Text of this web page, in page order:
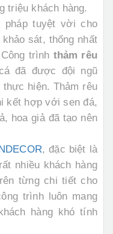
triệu khách hàng.
pháp tuyệt vời cho
sát, thống nhất
trình thảm rêu
đã được đội ngũ
hiện. Thảm rêu
kết hợp với sen đá,
hoa giả đã tạo nên
, đặc biệt là
nhiều khách hàng
từng chi tiết cho
trình luôn mang
hàng khó tính